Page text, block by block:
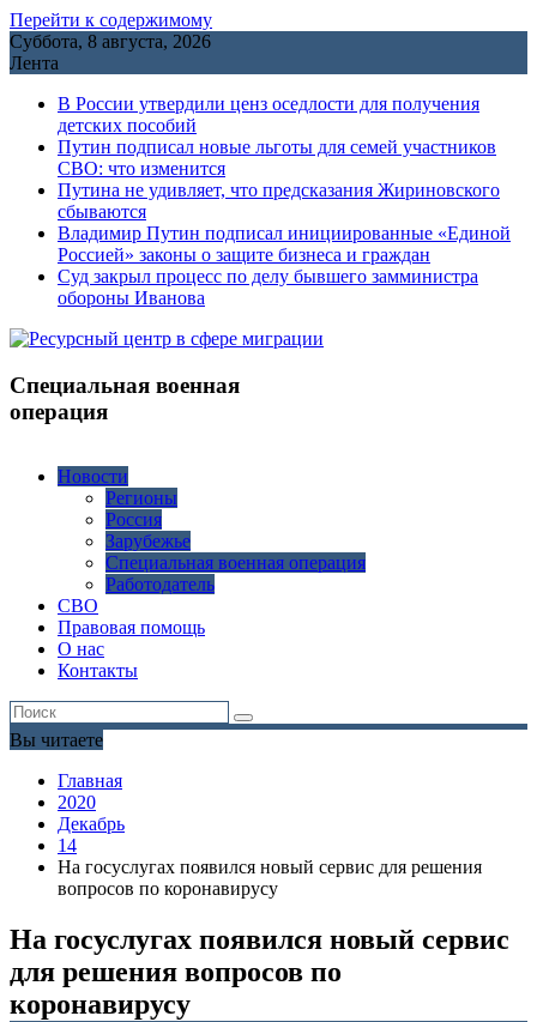
Перейти к содержимому
Суббота, 8 августа, 2026
Лента
В России утвердили ценз оседлости для получения
детских пособий
Путин подписал новые льготы для семей участников
СВО: что изменится
Путина не удивляет, что предсказания Жириновского
сбываются
Владимир Путин подписал инициированные «Единой
Россией» законы о защите бизнеса и граждан
Cуд закрыл процесс по делу бывшего замминистра
обороны Иванова
Специальная военная
операция
Новости
Регионы
Россия
Зарубежье
Специальная военная операция
Работодатель
СВО
Правовая помощь
О нас
Контакты
Вы читаете
Главная
2020
Декабрь
14
На госуслугах появился новый сервис для решения
вопросов по коронавирусу
На госуслугах появился новый сервис
для решения вопросов по
коронавирусу